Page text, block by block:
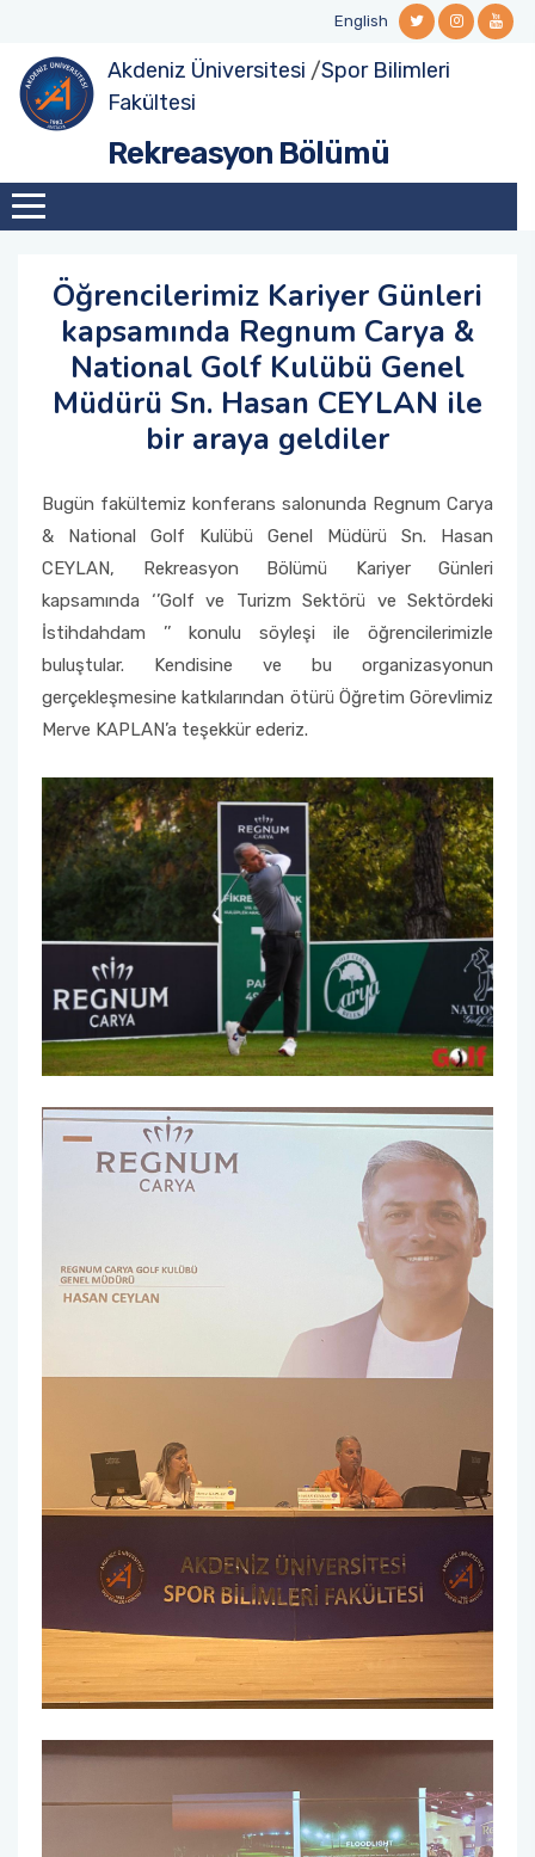
English
Akdeniz Üniversitesi /Spor Bilimleri
Fakültesi
Rekreasyon Bölümü
Öğrencilerimiz Kariyer Günleri
kapsamında Regnum Carya &
National Golf Kulübü Genel
Müdürü Sn. Hasan CEYLAN ile
bir araya geldiler
Bugün fakültemiz konferans salonunda Regnum Carya
& National Golf Kulübü Genel Müdürü Sn. Hasan
CEYLAN, Rekreasyon Bölümü Kariyer Günleri
kapsamında ‘’Golf ve Turizm Sektörü ve Sektördeki
İstihdahdam ’’ konulu söyleşi ile öğrencilerimizle
buluştular. Kendisine ve bu organizasyonun
gerçekleşmesine katkılarından ötürü Öğretim Görevlimiz
Merve KAPLAN’a teşekkür ederiz.
Hakkımızda
Bölüm Başkanının Mesajı
Vizyon / Misyon
Akademik Personel
Kurullar ve Komisyonlar
Rekreasyon A.D. (Yüksek Lisans)
Rekreasyon A.D. (Doktora)